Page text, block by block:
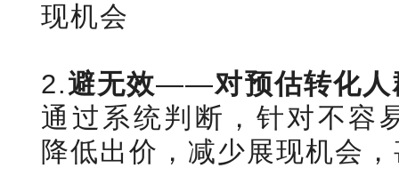
现机会
2.避无效——对预估转化
通过系统判断，针对不容
降低出价，减少展现机会